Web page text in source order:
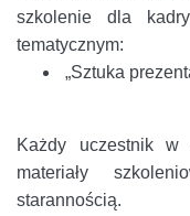
szkolenie dla
tematycznym:
„Sztuka
Każdy uczestnik w
materiały
starannością.